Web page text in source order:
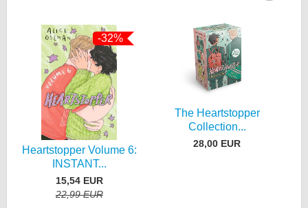
-32%
Heartstopper Volume 6:
INSTANT...
15,54 EUR
22,99 EUR
The Heartstopper
Collection...
28,00 EUR